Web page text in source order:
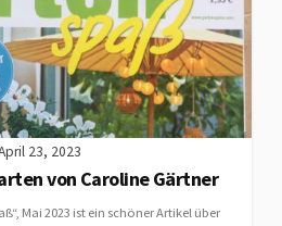
23, 2023
von Caroline Gärtner
Mai 2023 ist ein schöner Artikel über